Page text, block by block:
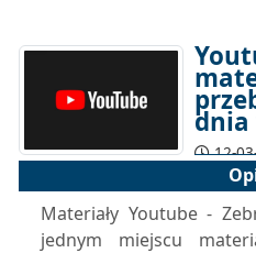
12-
Materiały Youtube -
jednym miejscu